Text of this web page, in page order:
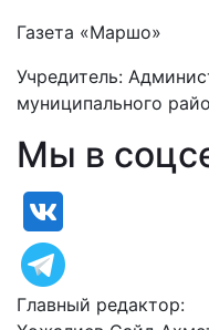
Газета «Маршо»
Учредитель:
муниципального
Мы в
Главный редактор: